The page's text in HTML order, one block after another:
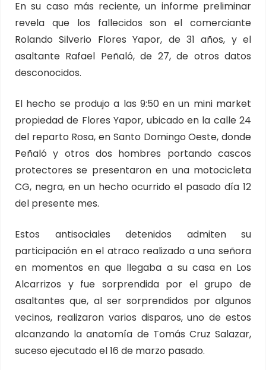
En su caso más reciente, un informe preliminar
revela que los fallecidos son el comerciante
Rolando Silverio Flores Yapor, de 31 años, y el
asaltante Rafael Peñaló, de 27, de otros datos
desconocidos.
El hecho se produjo a las 9:50 en un mini market
propiedad de Flores Yapor, ubicado en la calle 24
del reparto Rosa, en Santo Domingo Oeste, donde
Peñaló y otros dos hombres portando cascos
protectores se presentaron en una motocicleta
CG, negra, en un hecho ocurrido el pasado día 12
del presente mes.
Estos antisociales detenidos admiten su
participación en el atraco realizado a una señora
en momentos en que llegaba a su casa en Los
Alcarrizos y fue sorprendida por el grupo de
asaltantes que, al ser sorprendidos por algunos
vecinos, realizaron varios disparos, uno de estos
alcanzando la anatomía de Tomás Cruz Salazar,
suceso ejecutado el 16 de marzo pasado.